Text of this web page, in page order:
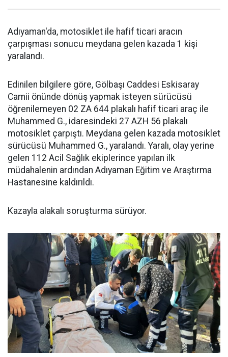
Adıyaman'da, motosiklet ile hafif ticari aracın
çarpışması sonucu meydana gelen kazada 1 kişi
yaralandı.
Edinilen bilgilere göre, Gölbaşı Caddesi Eskisaray
Camii önünde dönüş yapmak isteyen sürücüsü
öğrenilemeyen 02 ZA 644 plakalı hafif ticari araç ile
Muhammed G., idaresindeki 27 AZH 56 plakalı
motosiklet çarpıştı. Meydana gelen kazada motosiklet
sürücüsü Muhammed G., yaralandı. Yaralı, olay yerine
gelen 112 Acil Sağlık ekiplerince yapılan ilk
müdahalenin ardından Adıyaman Eğitim ve Araştırma
Hastanesine kaldırıldı.
Kazayla alakalı soruşturma sürüyor.